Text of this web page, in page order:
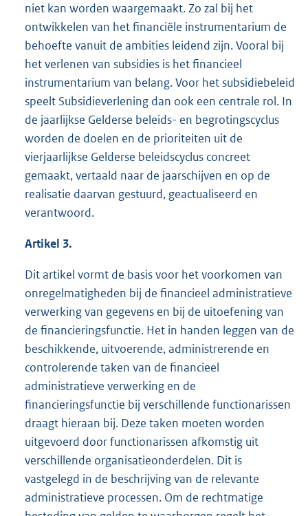
niet kan worden waargemaakt. Zo zal bij het
ontwikkelen van het financiële instrumentarium de
behoefte vanuit de ambities leidend zijn. Vooral bij
het verlenen van subsidies is het financieel
instrumentarium van belang. Voor het subsidiebeleid
speelt Subsidieverlening dan ook een centrale rol. In
de jaarlijkse Gelderse beleids- en begrotingscyclus
worden de doelen en de prioriteiten uit de
vierjaarlijkse Gelderse beleidscyclus concreet
gemaakt, vertaald naar de jaarschijven en op de
realisatie daarvan gestuurd, geactualiseerd en
verantwoord.
Artikel 3.
Dit artikel vormt de basis voor het voorkomen van
onregelmatigheden bij de financieel administratieve
verwerking van gegevens en bij de uitoefening van
de financieringsfunctie. Het in handen leggen van de
beschikkende, uitvoerende, administrerende en
controlerende taken van de financieel
administratieve verwerking en de
financieringsfunctie bij verschillende functionarissen
draagt hieraan bij. Deze taken moeten worden
uitgevoerd door functionarissen afkomstig uit
verschillende organisatieonderdelen. Dit is
vastgelegd in de beschrijving van de relevante
administratieve processen. Om de rechtmatige